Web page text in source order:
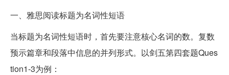
一、雅思阅读标题为名词性短语
当标题为名词性短语时，首先要注意核心名词的数。复数
预示篇章和段落中信息的并列形式。以剑五第四套题Ques
tion1-3为例：